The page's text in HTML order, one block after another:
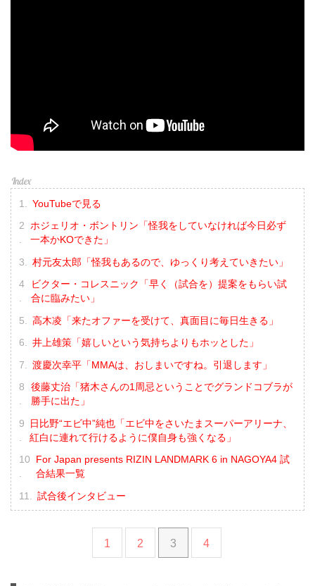
YouTubeで見る
ホジェリオ・ボントリン「怪我をしていなければ今日必ず
一本かKOできた」
村元友太郎「怪我もあるので、ゆっくり考えていきたい」
ビクター・コレスニック「早く（試合を）提案をもらい試
合に臨みたい」
高木凌「来たオファーを受けて、真面目に毎日生きる」
井上雄策「嬉しいという気持ちよりもホッとした」
渡慶次幸平「MMAは、おしまいですね。引退します」
後藤丈治「猪木さんの1周忌ということでグランドコブラが
勝手に出た」
日比野“エビ中”純也「エビ中をさいたまスーパーアリーナ、
紅白に連れて行けるように僕自身も強くなる」
For Japan presents RIZIN LANDMARK 6 in NAGOYA4 試
合結果一覧
試合後インタビュー
1 2 3 4